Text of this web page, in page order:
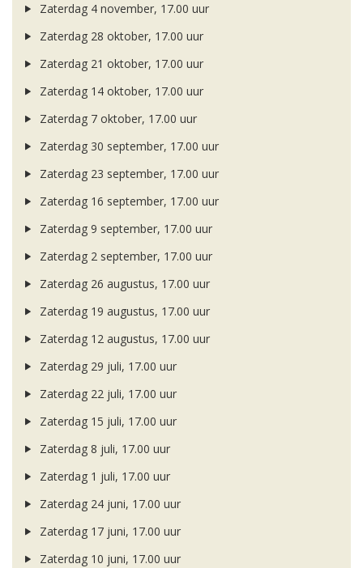
Zaterdag 4 november, 17.00 uur
Zaterdag 28 oktober, 17.00 uur
Zaterdag 21 oktober, 17.00 uur
Zaterdag 14 oktober, 17.00 uur
Zaterdag 7 oktober, 17.00 uur
Zaterdag 30 september, 17.00 uur
Zaterdag 23 september, 17.00 uur
Zaterdag 16 september, 17.00 uur
Zaterdag 9 september, 17.00 uur
Zaterdag 2 september, 17.00 uur
Zaterdag 26 augustus, 17.00 uur
Zaterdag 19 augustus, 17.00 uur
Zaterdag 12 augustus, 17.00 uur
Zaterdag 29 juli, 17.00 uur
Zaterdag 22 juli, 17.00 uur
Zaterdag 15 juli, 17.00 uur
Zaterdag 8 juli, 17.00 uur
Zaterdag 1 juli, 17.00 uur
Zaterdag 24 juni, 17.00 uur
Zaterdag 17 juni, 17.00 uur
Zaterdag 10 juni, 17.00 uur